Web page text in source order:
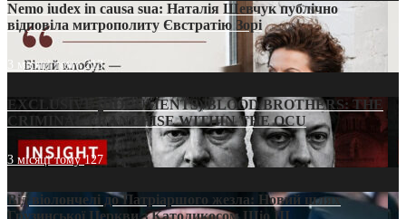
Nemo iudex in causa sua: Наталія Шевчук публічно
відповіла митрополиту Євстратію Зорі
3 місяці тому213
EXCLUSIVE (DOCUMENTS)/BLOOD BROTHERS: THE
CRIMINAL FRANCHISE WITHIN THE OCU
3 місяці тому127
Від віолончелі до Патріаршого жезла: Новий шлях